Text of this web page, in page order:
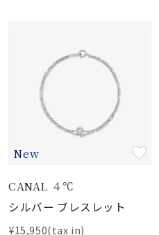
New
CANAL ４℃
シルバー ブレスレット
¥15,950(tax in)